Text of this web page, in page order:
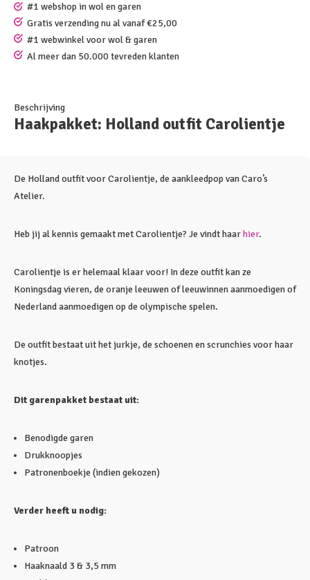
#1 webshop in wol en garen
Gratis verzending nu al vanaf €25,00
#1 webwinkel voor wol & garen
Al meer dan 50.000 tevreden klanten
Beschrijving
Haakpakket: Holland outfit Carolientje
De Holland outfit voor Carolientje, de aankleedpop van Caro’s
Atelier.
Heb jij al kennis gemaakt met Carolientje? Je vindt haarhier.
Carolientje is er helemaal klaar voor! In deze outfit kan ze
Koningsdag vieren, de oranje leeuwen of leeuwinnen aanmoedigen of
Nederland aanmoedigen op de olympische spelen.
De outfit bestaat uit het jurkje, de schoenen en scrunchies voor haar
knotjes.
Dit garenpakket bestaat uit:
Benodigde garen
Drukknoopjes
Patronenboekje (indien gekozen)
Verder heeft u nodig:
Patroon
Haaknaald 3 & 3,5 mm